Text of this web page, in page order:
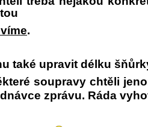
.
také upravit délku
soupravy chtěli
zprávu. Ráda